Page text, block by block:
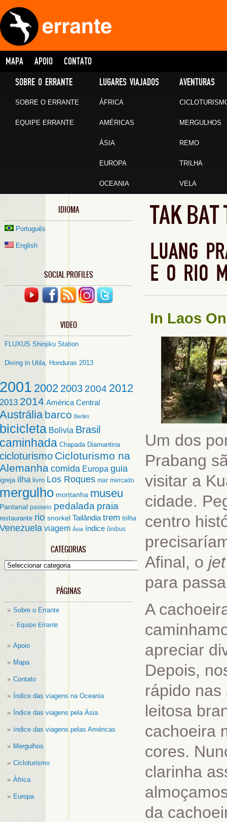
MAPA APOIO CONTATO
SOBRE O ERRANTE
SOBRE O ERRANTE
EQUIPE ERRANTE
LUGARES VIAJADOS
ÁFRICA
AMÉRICAS
ÁSIA
EUROPA
OCEANIA
AVENTURAS
MERGULHOS
REMO
TRILHA
VELA
IDIOMA
Português
English
SOCIAL PROFILES
VIDEO
FLUXUS Shinjiku Station
Diving in Utila, Honduras 2013
2001 2002 2003 2004 2012
2013 2014 América Central
Austrália barco Berlim
bicicleta Bolivia Brasil
caminhada Chapada Diamantina
cicloturismo Cicloturismo na
Alemanha comida Europa guia
igreja ilha livro Los Roques mar mercado
mergulho montanha museu
Pantanal passeio pedalada praia
restaurante rio snorkel Tailândia trem trilha
Venezuela viagem Ásia índice ônibus
CATEGORIAS
Categorias
PÁGINAS
Sobre o Errante
Equipe Errante
Apoio
Mapa
Contato
Índice das viagens na Oceania
Índice das viagens pela Ásia
índice das viagens pelas Américas
Mergulhos
Cicloturismo
África
Europa
TAK BAT
LUANG
E O RIO
In Laos
Um dos
Prabang
visitar a
cidade.
centro
Afinal, o
para
A
apreciar
Depois,
rápido nas
leitosa
cachoeira
cores.
clarinha
da